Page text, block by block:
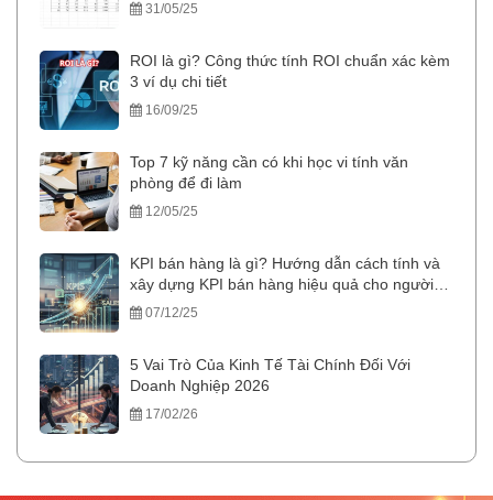
31/05/25
ROI là gì? Công thức tính ROI chuẩn xác kèm
3 ví dụ chi tiết
16/09/25
Top 7 kỹ năng cần có khi học vi tính văn
phòng để đi làm
12/05/25
KPI bán hàng là gì? Hướng dẫn cách tính và
xây dựng KPI bán hàng hiệu quả cho người
mới07/12/25
5 Vai Trò Của Kinh Tế Tài Chính Đối Với
Doanh Nghiệp 2026
17/02/26